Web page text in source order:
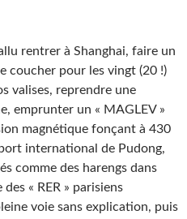
rentrer à Shanghai, faire un
coucher pour les vingt (20 !)
valises, reprendre une
emprunter un « MAGLEV »
magnétique fonçant à 430
international de Pudong,
comme des harengs dans
« RER » parisiens
voie sans explication, puis